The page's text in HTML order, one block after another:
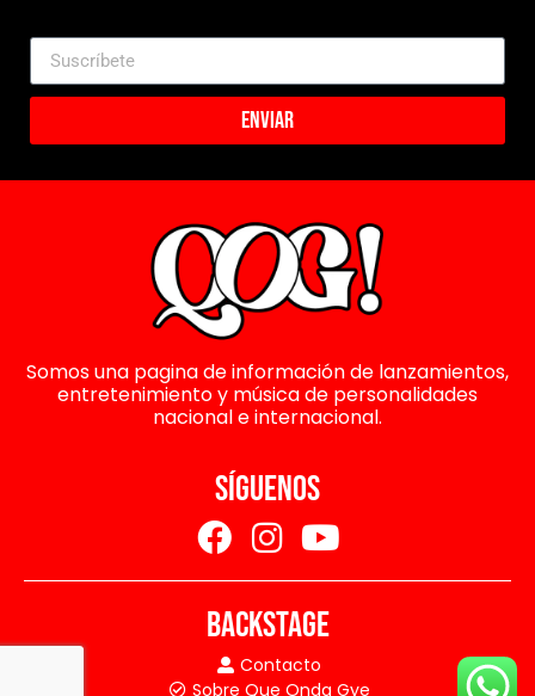
Enviar
Somos una pagina de información de lanzamientos,
entretenimiento y música de personalidades
nacional e internacional.
SÍGUENOS
BACKSTAGE
Contacto
Sobre Que Onda Gye